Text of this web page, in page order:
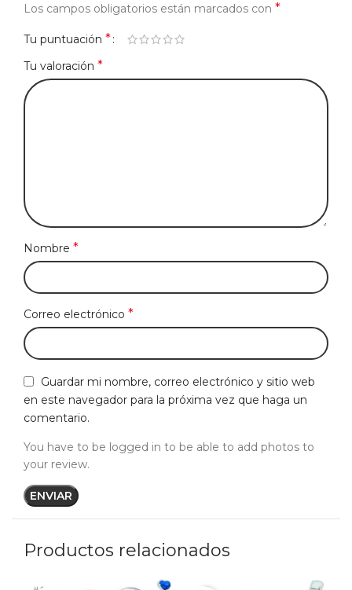
Los campos obligatorios están marcados con *
Tu puntuación *
Tu valoración *
Nombre *
Correo electrónico *
Guardar mi nombre, correo electrónico y sitio web
en este navegador para la próxima vez que haga un
comentario.
You have to be logged in to be able to add photos to
your review.
Productos relacionados